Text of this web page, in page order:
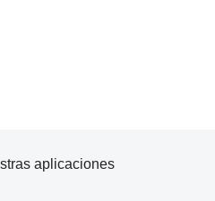
aplicaciones